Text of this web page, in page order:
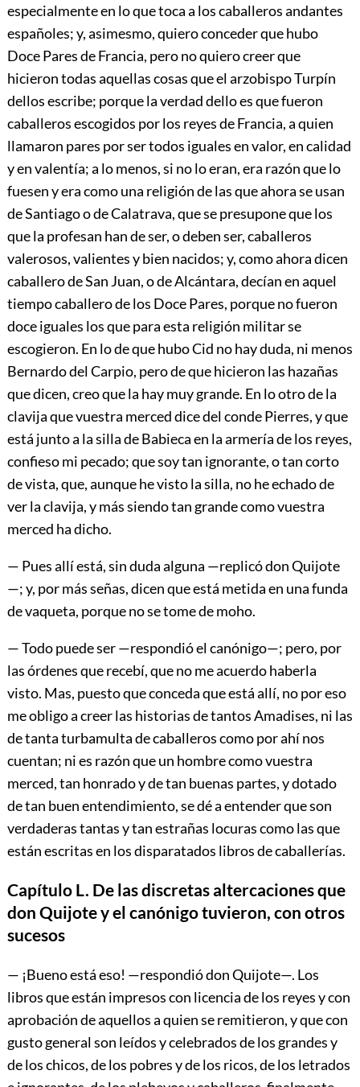
especialmente en lo que toca a los caballeros andantes
españoles; y, asimesmo, quiero conceder que hubo
Doce Pares de Francia, pero no quiero creer que
hicieron todas aquellas cosas que el arzobispo Turpín
dellos escribe; porque la verdad dello es que fueron
caballeros escogidos por los reyes de Francia, a quien
llamaron pares por ser todos iguales en valor, en calidad
y en valentía; a lo menos, si no lo eran, era razón que lo
fuesen y era como una religión de las que ahora se usan
de Santiago o de Calatrava, que se presupone que los
que la profesan han de ser, o deben ser, caballeros
valerosos, valientes y bien nacidos; y, como ahora dicen
caballero de San Juan, o de Alcántara, decían en aquel
tiempo caballero de los Doce Pares, porque no fueron
doce iguales los que para esta religión militar se
escogieron. En lo de que hubo Cid no hay duda, ni menos
Bernardo del Carpio, pero de que hicieron las hazañas
que dicen, creo que la hay muy grande. En lo otro de la
clavija que vuestra merced dice del conde Pierres, y que
está junto a la silla de Babieca en la armería de los reyes,
confieso mi pecado; que soy tan ignorante, o tan corto
de vista, que, aunque he visto la silla, no he echado de
ver la clavija, y más siendo tan grande como vuestra
merced ha dicho.
— Pues allí está, sin duda alguna —replicó don Quijote
—; y, por más señas, dicen que está metida en una funda
de vaqueta, porque no se tome de moho.
— Todo puede ser —respondió el canónigo—; pero, por
las órdenes que recebí, que no me acuerdo haberla
visto. Mas, puesto que conceda que está allí, no por eso
me obligo a creer las historias de tantos Amadises, ni las
de tanta turbamulta de caballeros como por ahí nos
cuentan; ni es razón que un hombre como vuestra
merced, tan honrado y de tan buenas partes, y dotado
de tan buen entendimiento, se dé a entender que son
verdaderas tantas y tan estrañas locuras como las que
están escritas en los disparatados libros de caballerías.
Capítulo L. De las discretas altercaciones que
don Quijote y el canónigo tuvieron, con otros
sucesos
— ¡Bueno está eso! —respondió don Quijote—. Los
libros que están impresos con licencia de los reyes y con
aprobación de aquellos a quien se remitieron, y que con
gusto general son leídos y celebrados de los grandes y
de los chicos, de los pobres y de los ricos, de los letrados